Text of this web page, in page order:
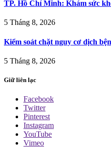
TP. Hồ Chí Minh: Khám sức
5 Tháng 8, 2026
Kiểm soát chặt nguy cơ dịch
5 Tháng 8, 2026
Giữ liên lạc
Facebook
Twitter
Pinterest
Instagram
YouTube
Vimeo